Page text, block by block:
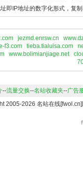
即IP地址的数字化形式，复
jezmd.enrsw.cn
f3.com tieba.tialuisa.com
www.bolimianjiage.net
--流量交换--名站收藏夹--广告
2005-2026 名站在线